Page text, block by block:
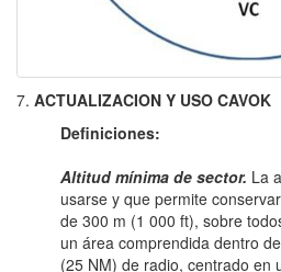
7. ACTUALIZACION Y USO CAVOK
Definiciones:
Altitud mínima de sector. La
usarse y que permite
de 300 m (1 000 ft), sobre
un área comprendida dentro
(25 NM) de radio, centrado en